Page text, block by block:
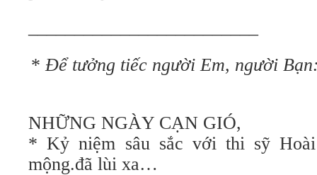
*Để tưởng tiếc người Em, người
NHỮNG NGÀY CẠN GIÓ,
* Kỷ niệm sâu sắc với thi sỹ
mộng.đã lùi xa…